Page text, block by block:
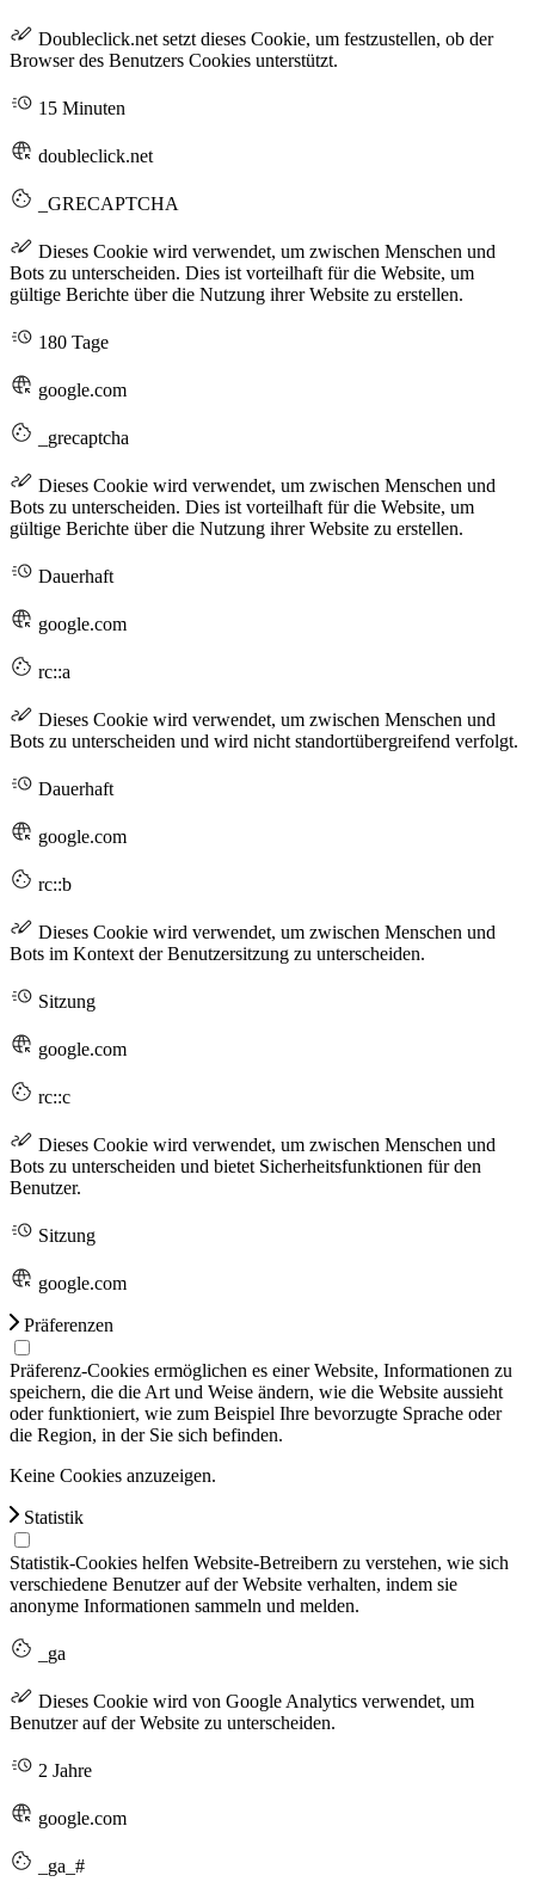
Doubleclick.net setzt dieses Cookie, um festzustellen, ob der
Browser des Benutzers Cookies unterstützt.
15 Minuten
doubleclick.net
_GRECAPTCHA
Dieses Cookie wird verwendet, um zwischen Menschen und
Bots zu unterscheiden. Dies ist vorteilhaft für die Website, um
gültige Berichte über die Nutzung ihrer Website zu erstellen.
180 Tage
google.com
_grecaptcha
Dieses Cookie wird verwendet, um zwischen Menschen und
Bots zu unterscheiden. Dies ist vorteilhaft für die Website, um
gültige Berichte über die Nutzung ihrer Website zu erstellen.
Dauerhaft
google.com
rc::a
Dieses Cookie wird verwendet, um zwischen Menschen und
Bots zu unterscheiden und wird nicht standortübergreifend verfolgt.
Dauerhaft
google.com
rc::b
Dieses Cookie wird verwendet, um zwischen Menschen und
Bots im Kontext der Benutzersitzung zu unterscheiden.
Sitzung
google.com
rc::c
Dieses Cookie wird verwendet, um zwischen Menschen und
Bots zu unterscheiden und bietet Sicherheitsfunktionen für den
Benutzer.
Sitzung
google.com
Präferenzen
Präferenz-Cookies ermöglichen es einer Website, Informationen zu
speichern, die die Art und Weise ändern, wie die Website aussieht
oder funktioniert, wie zum Beispiel Ihre bevorzugte Sprache oder
die Region, in der Sie sich befinden.
Keine Cookies anzuzeigen.
Statistik
Statistik-Cookies helfen Website-Betreibern zu verstehen, wie sich
verschiedene Benutzer auf der Website verhalten, indem sie
anonyme Informationen sammeln und melden.
_ga
Dieses Cookie wird von Google Analytics verwendet, um
Benutzer auf der Website zu unterscheiden.
2 Jahre
google.com
_ga_#